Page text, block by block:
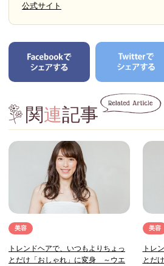
公式サイト
関連記事
美容
トレンドヘアで、いつもよりちょっ
とだけ「おしゃれ」に変身 ～ウエ
美容
トレ
とだ